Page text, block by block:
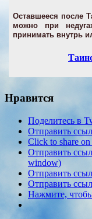
Оставшееся после
можно при
принимать внутрь
Нравится
Поделитесь в
Отправить
Click to share
Отправить
window)
Отправить
Отправить
Нажмите,